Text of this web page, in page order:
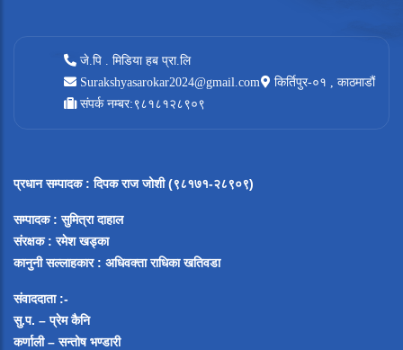
जे.पि . मिडिया हब प्रा.लि
Surakshyasarokar2024@gmail.com
किर्तिपुर-०१ , काठमाडौं
संपर्क नम्बर:९८१८१२८९०९
प्रधान सम्पादक: दिपक राज जोशी (९८१७१-२८९०९)
सम्पादक : सुमित्रा दाहाल
संरक्षक : रमेश खड्का
कानुनी सल्लाहकार : अधिवक्ता राधिका खतिवडा
संवाददाता :-
सु.प. – प्रेम कैनि
कर्णाली – सन्तोष भण्डारी